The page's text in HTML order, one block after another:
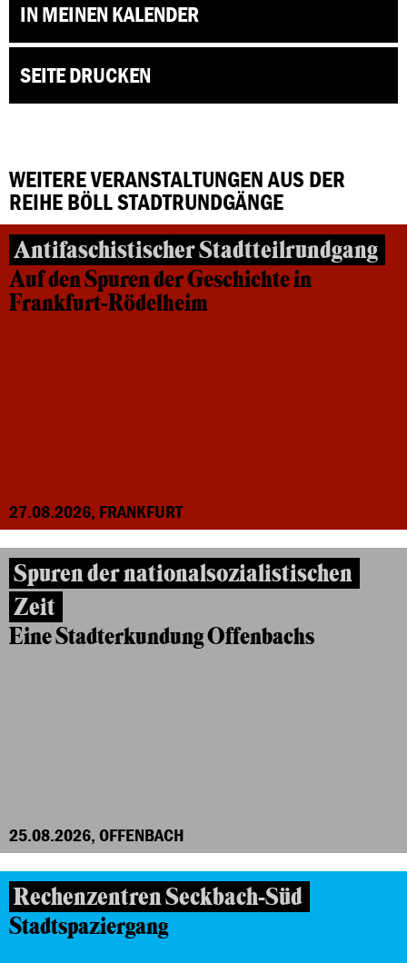
IN MEINEN KALENDER
SEITE DRUCKEN
WEITERE VERANSTALTUNGEN AUS DER
REIHE BÖLL STADTRUNDGÄNGE
Antifaschistischer Stadtteilrundgang
Auf den Spuren der Geschichte in
Frankfurt-Rödelheim
27.08.2026, FRANKFURT
Spuren der nationalsozialistischen
Zeit
Eine Stadterkundung Offenbachs
25.08.2026, OFFENBACH
Rechenzentren Seckbach-Süd
Stadtspaziergang